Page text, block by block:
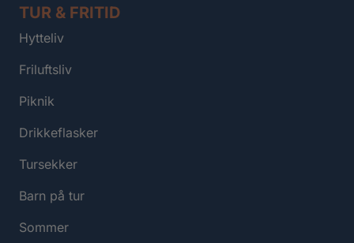
TUR & FRITID
Hytteliv
Friluftsliv
Piknik
Drikkeflasker
Tursekker
Barn på tur
Sommer